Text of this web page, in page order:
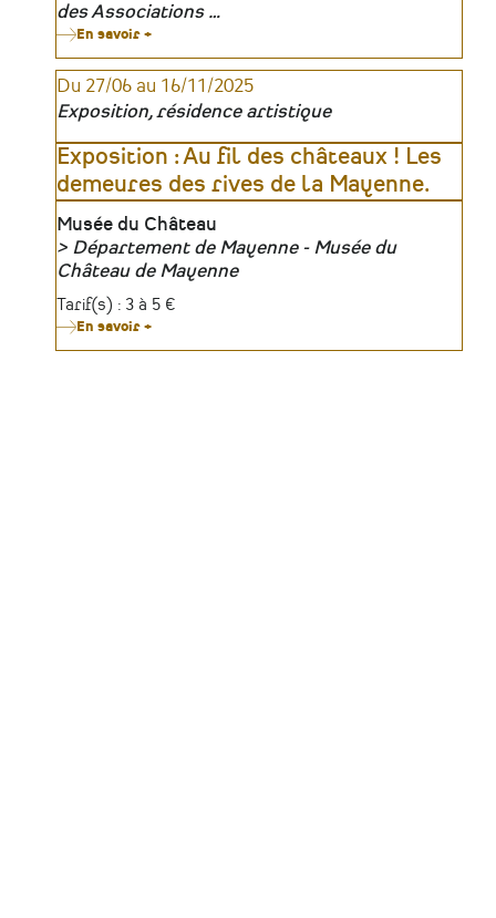
des Associations …
En savoir +
édition
des
Journées
du
de
Pays
Du 27/06 au 16/11/2025
Exposition, résidence artistique
Exposition : Au fil des châteaux ! Les
demeures des rives de la Mayenne.
Lieu
Musée du Château
Organisateur
Département de Mayenne - Musée du
Château de Mayenne
Tarifs
Tarif(s) : 3 à 5 €
En savoir +